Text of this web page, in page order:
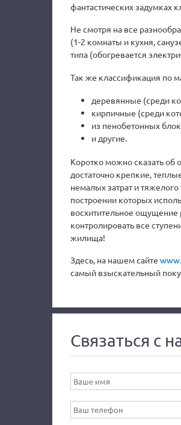
фантастических задумках
Не смотря на все
(1-2 комнаты и кухня,
типа (обогревается
Так же классификация по
деревянные (среди
кирпичные (среди
из пенобетонных
и другие.
Коротко можно сказать
достаточно крепкие,
немалых затрат и
построении которых
восхитительное ощущение
контролировать все
жилища!
Здесь, на нашем сайте
самый взыскательный
Связаться с